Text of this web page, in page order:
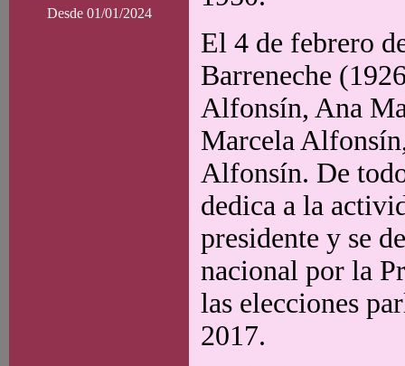
Desde 01/01/2024
El 4 de febrero
Barreneche
Alfonsín, Ana
Marcela
Alfonsín. De
dedica a la
presidente y se
nacional por la
las elecciones
2017.